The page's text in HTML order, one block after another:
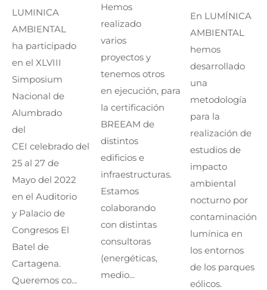
LUMINICA
AMBIENTAL
ha participado
en el XLVIII
Simposium
Nacional de
Alumbrado
del
CEI celebrado del
25 al 27 de
Mayo del 2022
en el Auditorio
y Palacio de
Congresos El
Batel de
Cartagena.
Queremos co...
Hemos
realizado
varios
proyectos y
tenemos otros
en ejecución, para
la certificación
BREEAM de
distintos
edificios e
infraestructuras.
Estamos
colaborando
con distintas
consultoras
(energéticas,
medio...
En LUMÍNICA
AMBIENTAL
hemos
desarrollado
una
metodología
para la
realización de
estudios de
impacto
ambiental
nocturno por
contaminación
lumínica en
los entornos
de los parques
eólicos.